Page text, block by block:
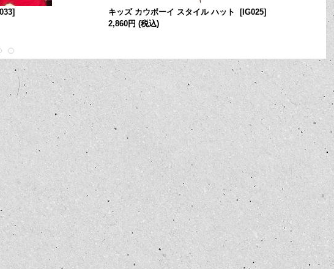
]
キッズ カウボーイ スタイル ハット [IG025]
2,860円 (税込)